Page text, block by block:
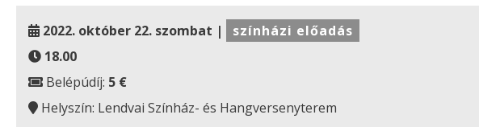
2022. október 22. szombat |
színházi előadás
18.00
Belépúdíj: 5 €
Helyszín: Lendvai Színház- és Hangversenyterem